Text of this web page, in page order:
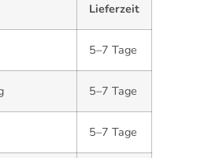
Lieferzeit
5–7 Tage
5–7 Tage
5–7 Tage